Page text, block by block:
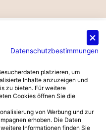
auf der
2026!
Köln •
Datenschutzbestimmungen
platzieren, um
Inhalte anzuzeigen und
zu bieten. Für weitere
Cookies öffnen Sie die
von Werbung und zur
erhoben. Die Daten
Informationen finden Sie